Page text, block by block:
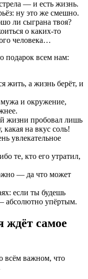
— и есть жизнь.
ну это же смешно.
ли сыграна твоя?
о каких-то
человека…
подарок всем нам:
жить, а жизнь берёт, и
мужа и окружение,
жизни пробовал лишь
на вкус соль!
увлекательное
те, кто его утратил,
— да что может
если ты будешь
абсолютно упёртым.
ждёт самое
всём важном, что